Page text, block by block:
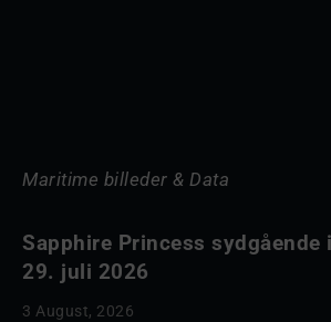
Maritime billeder & Data
Sapphire Princess
29. juli 2026
3 August, 2026